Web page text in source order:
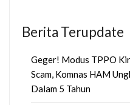
Berita Terupdate
Geger! Modus TPPO
Scam, Komnas HAM
Dalam 5 Tahun